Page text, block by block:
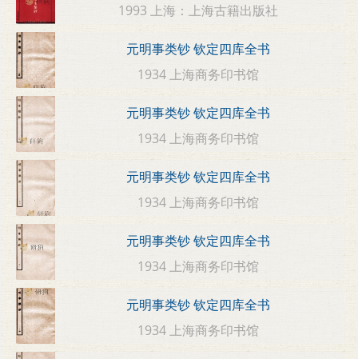
1993 上海：上海古籍出版社
元明事类钞 钦定四库全书
1934 上海商务印书馆
元明事类钞 钦定四库全书
1934 上海商务印书馆
元明事类钞 钦定四库全书
1934 上海商务印书馆
元明事类钞 钦定四库全书
1934 上海商务印书馆
元明事类钞 钦定四库全书
1934 上海商务印书馆